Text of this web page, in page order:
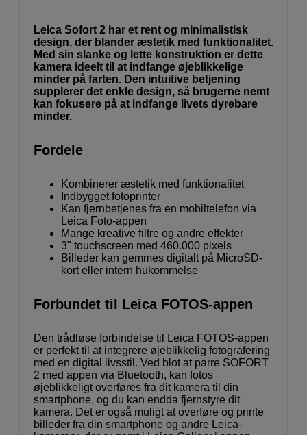
Leica Sofort 2 har et rent og minimalistisk
design, der blander æstetik med funktionalitet.
Med sin slanke og lette konstruktion er dette
kamera ideelt til at indfange øjeblikkelige
minder på farten. Den intuitive betjening
supplerer det enkle design, så brugerne nemt
kan fokusere på at indfange livets dyrebare
minder.
Fordele
Kombinerer æstetik med funktionalitet
Indbygget fotoprinter
Kan fjernbetjenes fra en mobiltelefon via
Leica Foto-appen
Mange kreative filtre og andre effekter
3" touchscreen med 460.000 pixels
Billeder kan gemmes digitalt på MicroSD-
kort eller intern hukommelse
Forbundet til Leica FOTOS-appen
Den trådløse forbindelse til Leica FOTOS-appen
er perfekt til at integrere øjeblikkelig fotografering
med en digital livsstil. Ved blot at parre SOFORT
2 med appen via Bluetooth, kan fotos
øjeblikkeligt overføres fra dit kamera til din
smartphone, og du kan endda fjernstyre dit
kamera. Det er også muligt at overføre og printe
billeder fra din smartphone og andre Leica-